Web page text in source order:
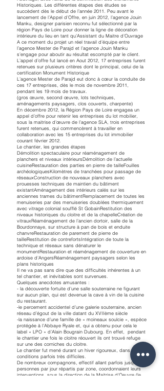
Historiques. Les différentes étapes des études se
succèdent dès le début de l’année 2011. Peu avant le
lancement de l’Appel d’Offre, en juin 2012, l’agence Jouin
Manku, designer parisien reconnu fut sélectionné par la
région Pays de Loire pour donner la ligne de décoration
intérieure du lieu en tant qu’Assistant du Maitre d’Ouvrage
A ce moment du projet un réel travail d’équipe entre
l’agence Mester de Parajd et l’agence Jouin Manku
s’engage pour aboutir au résultat escompté par le client.
L’appel d’offre fut lancé en Aout 2012, 17 entreprises furent
retenues sur plusieurs critères dont le principal, celui de la
certification Monument Historique
L’agence Mester de Parajd eut donc à cœur la conduite de
ces 17 entreprises, dès le mois de novembre 2011,
pendant les 19 mois de travaux.
(gros œuvre, second œuvre, lots techniques,
aménagements paysagers, clos couverts, charpente)
En décembre 2012, la Région Pays de Loire engagea un
appel d’offre pour retenir les entreprises du lot mobilier,
sous la maitrise d’œuvre de l’agence SLA, trois entreprises
furent retenues, qui commencèrent à travailler en
collaboration avec les 15 entreprises du lot immobilier
courant février 2012.
Le chantier, les grandes étapes
Démolition spectaculaire pour réaménagement de
planchers et niveaux intérieursDémolition de l’actuelle
cuisineRestauration des parties en pierre de tailleFouilles
archéologiquesKilomètres de tranchées pour passage de
réseauxConstruction de nouveaux planchers avec
prouesses techniques de maintien du bâtiment
existantAménagement des intérieurs calés sur les
anciennes trames du bâtimentRemplacement de toutes les
menuiseries par des menuiseries doublées thermiquement
avec vitrage colonial soufflé St GobainRestitution des
niveaux historiques du cloitre et de la chapelleCréation de
vitrauxRéaménagement de l’ancien dortoir, salle de la
Bourdonnaye, sur structure à pan de bois et enduite
chanvreRestauration de parement de pierre de
tailleRestitution de contrefortsIntégration de toute la
technique et réseaux sans dénaturer le
monumentRestauration et réaménagement de couverture en
ardoise d’AngersRéaménagement paysagers selon les
plans historiques
Il ne va pas sans dire que des difficultés inhérentes à un
tel chantier, et inévitables sont survenues.
Quelques anecdotes amusantes :
- la découverte fortuite d’une salle souterraine ne figurant
sur aucun plan, qui est devenue la cave à vin de la cuisine
du restaurant.
-le percement accidentel d’une galerie souterraine, ancien
réseau d’égout de la ville datant du XVIIème siècle
-la naissance d’une famille de « moineaux soulcie », espèce
protégée à l’Abbaye Ryale et, qui a obtenu pour cela le
label « LPO » d’Alain Bougrain Dubourg. En effet, pendant
le chantier une fois le cloitre réouvert ils ont trouvé refuge
sur une des corniches du cloitre.
Le chantier fut mené durant un hiver rigoureux, dans des
conditions parfois très difficiles.
De nombreux compagnons, effectif allant parfois jusqu’à 80
personnes par jour répartis par zone, coordonnaient leurs
interventions, sous la direction de la Maitrise d’Oeuvre (le